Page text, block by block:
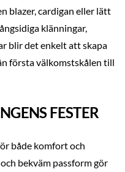
blazer, cardigan eller lätt
klänningar,
blir det enkelt att skapa
första välkomstskålen till
FESTER
både komfort och
bekväm passform gör